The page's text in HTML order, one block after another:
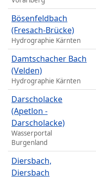
Bösenfeldbach
(Fresach-Brücke)
Hydrographie Kärnten
Damtschacher Bach
(Velden)
Hydrographie Kärnten
Darscholacke
(Apetlon -
Darscholacke)
Wasserportal
Burgenland
Diersbach,
Diersbach